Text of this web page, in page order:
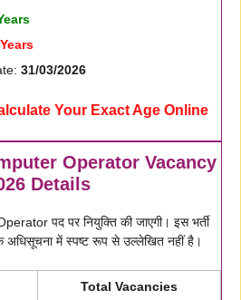
31/03/2026
Your Exact Age Online
Operator Vacancy
Details
पद पर नियुक्ति की जाएगी। इस भर्ती
अधिसूचना में स्पष्ट रूप से उल्लेखित नहीं है।
Total Vacancies